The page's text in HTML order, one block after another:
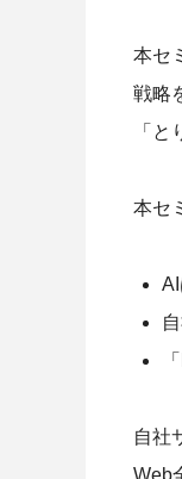
本セ
戦略
「
本セ
自社